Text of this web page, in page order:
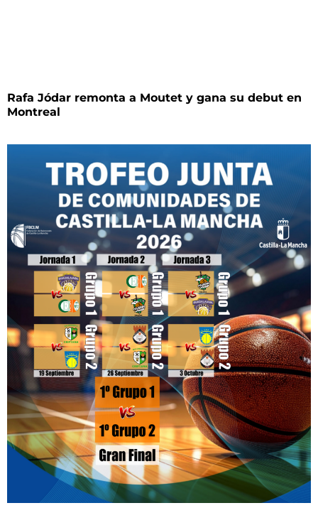
Rafa Jódar remonta a Moutet y gana su debut en
Montreal